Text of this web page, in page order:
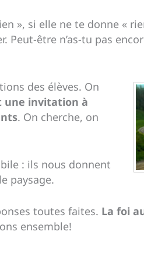
», si elle ne te donne «
Peut-être n’as-tu pas
des élèves. On
une invitation à
. On cherche, on
: ils nous donnent
paysage.
toutes faites. La foi
ensemble!